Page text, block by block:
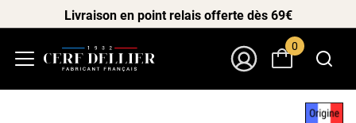
Livraison en point relais offerte dès 69€
0